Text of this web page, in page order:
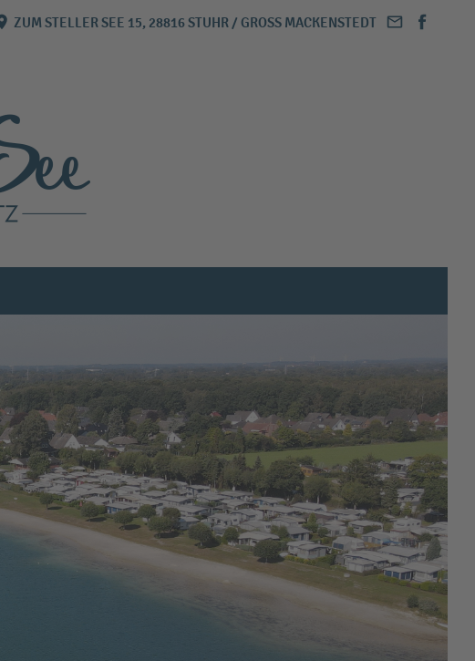
ZUM STELLER SEE 15, 28816 STUHR / GROSS MACKENSTEDT